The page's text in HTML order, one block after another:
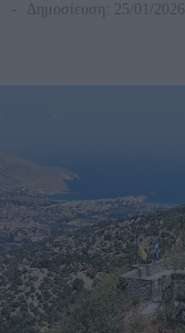
Δημοσίευση: 25/01/2026